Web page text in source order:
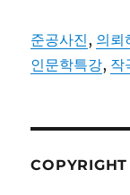
준공사진, 의뢰
인문학특강, 작
COPYRIGHT